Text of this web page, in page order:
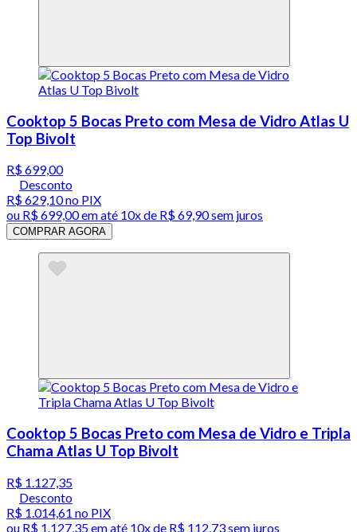
Cooktop 5 Bocas Preto com Mesa de Vidro Atlas U
Top Bivolt
R$ 699,00
Desconto
R$ 629,10no PIX
ou R$ 699,00em até 10x de R$ 69,90 sem juros
COMPRAR AGORA
Cooktop 5 Bocas Preto com Mesa de Vidro e Tripla
Chama Atlas U Top Bivolt
R$ 1.127,35
Desconto
R$ 1.014,61 no PIX
ou R$ 1.127,35em até 10x de R$ 112,73 sem juros